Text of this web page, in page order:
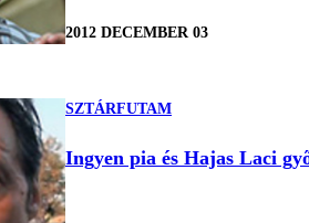
2012 DECEMBER 03
SZTÁRFUTAM
Ingyen pia és Hajas Laci